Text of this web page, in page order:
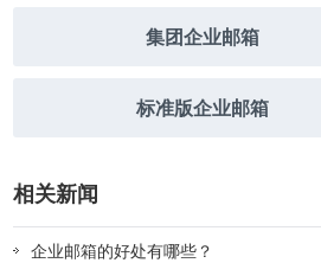
集团企业邮箱
标准版企业邮箱
相关新闻
企业邮箱的好处有哪些？